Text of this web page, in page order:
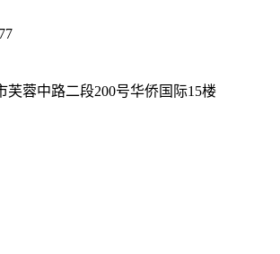
蓉中路二段200号华侨国际15楼